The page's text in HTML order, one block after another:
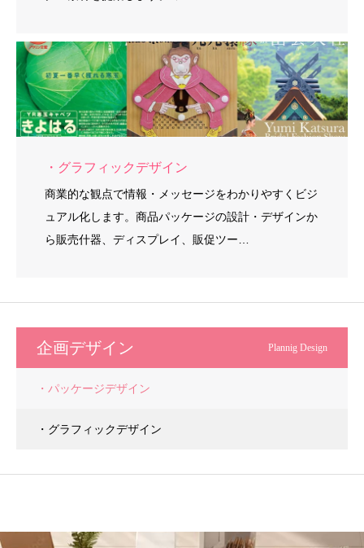
・グラフィックデザイン
商業的な観点で情報・メッセージをわかりやすくビジ
ュアル化します。商品パッケージの設計・デザインか
ら販売什器、ディスプレイ、販促ツー…
企画デザイン Plannig Design
・パッケージデザイン
・グラフィックデザイン